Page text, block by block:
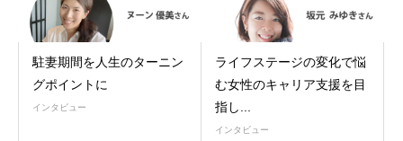
駐妻期間を人生のターニン
グポイントに
インタビュー
ライフステージの変化で悩
む女性のキャリア支援を目
指し...
インタビュー